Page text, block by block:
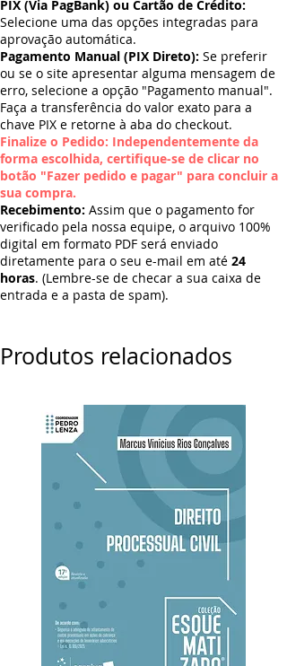
PIX (Via PagBank) ou Cartão de Crédito:
Selecione uma das opções integradas para
aprovação automática.
Pagamento Manual (PIX Direto): Se preferir
ou se o site apresentar alguma mensagem de
erro, selecione a opção "Pagamento manual".
Faça a transferência do valor exato para a
chave PIX e retorne à aba do checkout.
Finalize o Pedido: Independentemente da
forma escolhida, certifique-se de clicar no
botão "Fazer pedido e pagar" para concluir a
sua compra.
Recebimento: Assim que o pagamento for
verificado pela nossa equipe, o arquivo 100%
digital em formato PDF será enviado
diretamente para o seu e-mail em até 24
horas. (Lembre-se de checar a sua caixa de
entrada e a pasta de spam).
Produtos relacionados